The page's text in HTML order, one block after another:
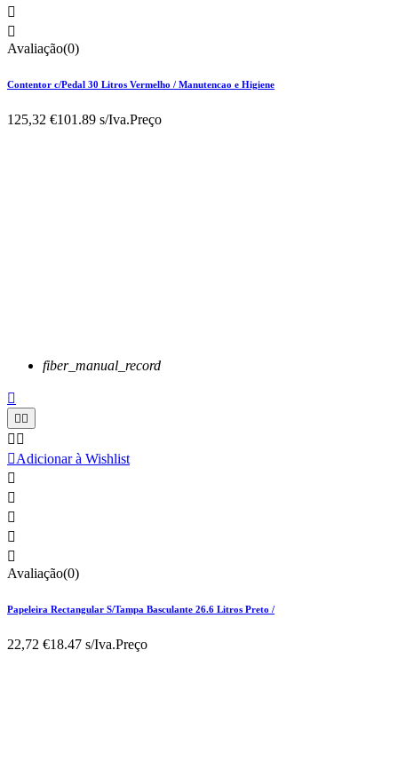


Avaliação(0)
Contentor c/Pedal 30 Litros Vermelho / Manutencao e Higiene
125,32 €101.89 s/Iva.Preço
fiber_manual_record

 
 
Adicionar à Wishlist





Avaliação(0)
Papeleira Rectangular S/Tampa Basculante 26.6 Litros Preto /
22,72 €18.47 s/Iva.Preço